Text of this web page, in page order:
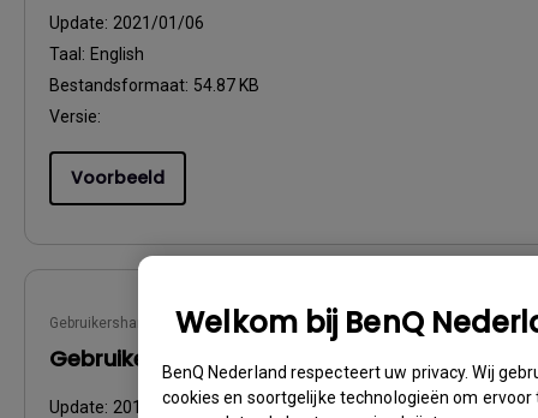
Welkom bij BenQ
BenQ Nederland respecteert uw privacy. Wij
cookies en soortgelijke technologieën om ervoor
Update: 2021/01/06
Taal: English
Bestandsformaat: 54.87 KB
Versie:
Voorbeeld
Gebruikershandleiding
Gebruikershandleiding
Update: 2016/12/13